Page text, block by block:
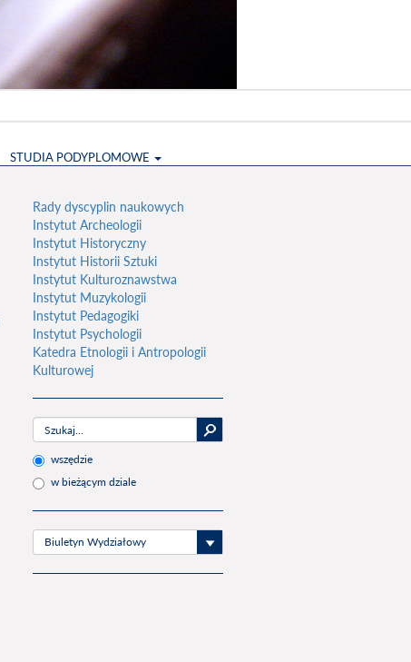
STUDIA PODYPLOMOWE
Rady dyscyplin naukowych
Instytut Archeologii
Instytut Historyczny
Instytut Historii Sztuki
Instytut Kulturoznawstwa
Instytut Muzykologii
Instytut Pedagogiki
Instytut Psychologii
Katedra Etnologii i Antropologii
Kulturowej
wszędzie
w bieżącym dziale
Biuletyn Wydziałowy